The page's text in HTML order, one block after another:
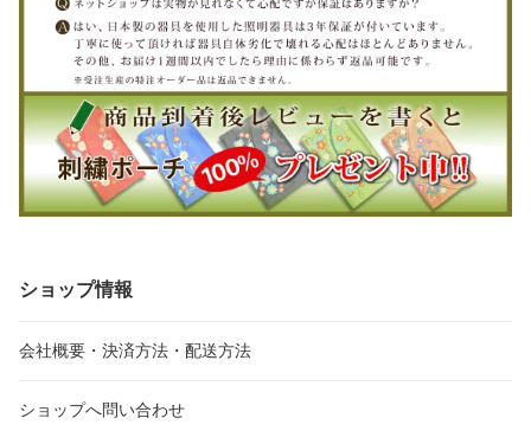
ショップ情報
会社概要・決済方法・配送方法
ショップへ問い合わせ